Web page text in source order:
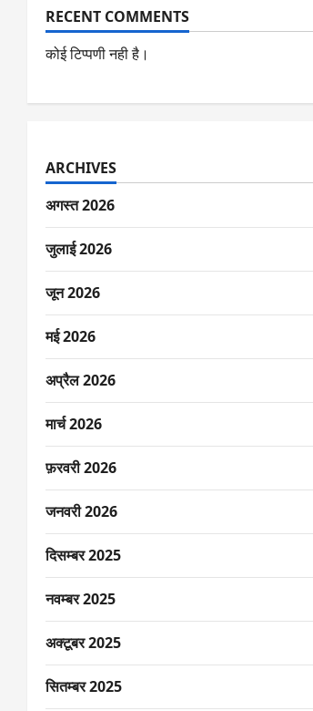
RECENT COMMENTS
कोई टिप्पणी नही है।
ARCHIVES
अगस्त 2026
जुलाई 2026
जून 2026
मई 2026
अप्रैल 2026
मार्च 2026
फ़रवरी 2026
जनवरी 2026
दिसम्बर 2025
नवम्बर 2025
अक्टूबर 2025
सितम्बर 2025